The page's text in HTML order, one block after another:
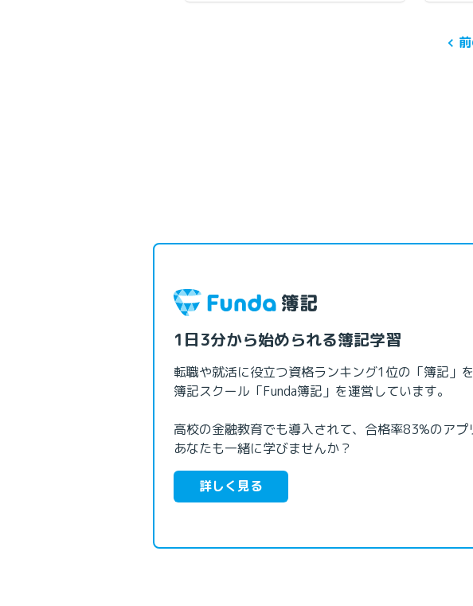
1日3分から始められる簿記学習
転職や就活に役立つ資格ランキング1位の「簿記」
簿記スクール「Funda簿記」を運営しています。
高校の金融教育でも導入されて、合格率83%のアプ
あなたも一緒に学びませんか？
詳しく見る